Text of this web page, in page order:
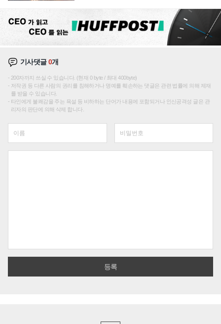
기사댓글0개
200자까지 쓰실 수 있습니다. (현재 0 byte / 최대 400byte)
저작권 등 다른 사람의 권리를 침해하거나 명예를 훼손하는 댓글은 관련 법률에 의해 제재
를 받을 수 있습니다.
타인에게 불쾌감을 주는 욕설 등 비하하는 단어가 내용에 포함되거나 인신공격성 글은 관
리자의 판단에 의해 삭제 합니다.